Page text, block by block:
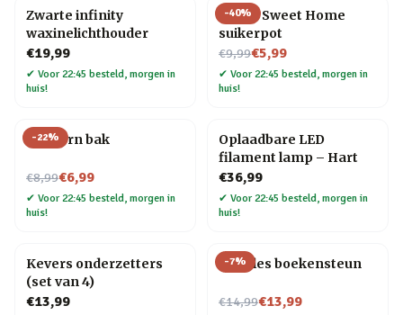
Zwarte infinity
waxinelichthouder
€19,99
✔ Voor 22:45 besteld, morgen in
huis!
-40%
Home Sweet Home
suikerpot
€9,99
Nu voor€5,99
✔ Voor 22:45 besteld, morgen in
huis!
-22%
Popcorn bak
€8,99
Nu voor€6,99
✔ Voor 22:45 besteld, morgen in
huis!
Oplaadbare LED
filament lamp – Hart
€36,99
✔ Voor 22:45 besteld, morgen in
huis!
Kevers onderzetters
(set van 4)
€13,99
-7%
Noodles boekensteun
€14,99
Nu voor€13,99